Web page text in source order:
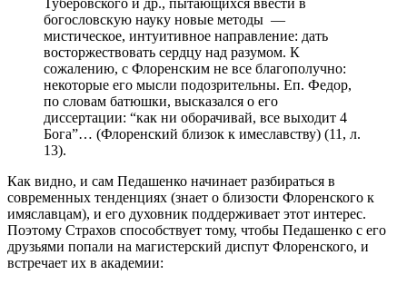
Туберовского и др., пытающихся ввести в
богословскую науку новые методы —
мистическое, интуитивное направление: дать
восторжествовать сердцу над разумом. К
сожалению, с Флоренским не все благополучно:
некоторые его мысли подозрительны. Еп. Федор,
по словам батюшки, высказался о его
диссертации: “как ни оборачивай, все выходит 4
Бога”… (Флоренский близок к имеславству) (11, л.
13).
Как видно, и сам Педашенко начинает разбираться в
современных тенденциях (знает о близости Флоренского к
имяславцам), и его духовник поддерживает этот интерес.
Поэтому Страхов способствует тому, чтобы Педашенко с его
друзьями попали на магистерский диспут Флоренского, и
встречает их в академии: